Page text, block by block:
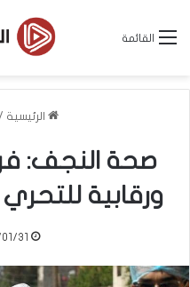
القائمة
الرئيسية
صحة النجف:
ورقابية
31